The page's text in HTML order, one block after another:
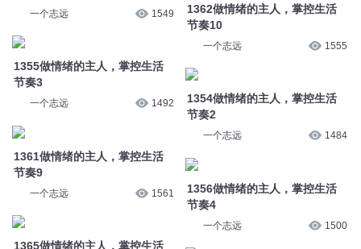
一个志远 1549
1355做情绪的主人，掌控生活
节奏3
一个志远 1492
1361做情绪的主人，掌控生活
节奏9
一个志远 1561
1365做情绪的主人，掌控生活
1362做情绪的主人，掌控生活
节奏10
一个志远 1555
1354做情绪的主人，掌控生活
节奏2
一个志远 1484
1356做情绪的主人，掌控生活
节奏4
一个志远 1500